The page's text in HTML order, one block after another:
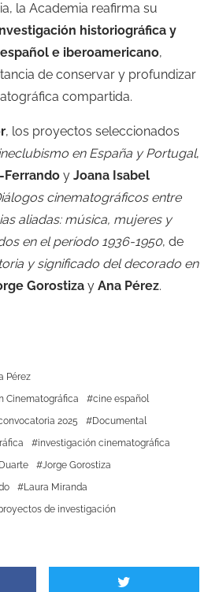
la Academia reafirma su
historiográfica y
e iberoamericano,
de conservar y profundizar
compartida.
, los proyectos seleccionados
en España y Portugal,
Ferrando y Joana Isabel
cinematográficos entre
aliadas: música, mujeres y
en el período 1936-1950, de
y significado del decorado en
Gorostiza y Ana Pérez.
Pérez
Cinematográfica
cine español
2025
Documental
investigación cinematográfica
Jorge Gorostiza
Laura Miranda
de investigación